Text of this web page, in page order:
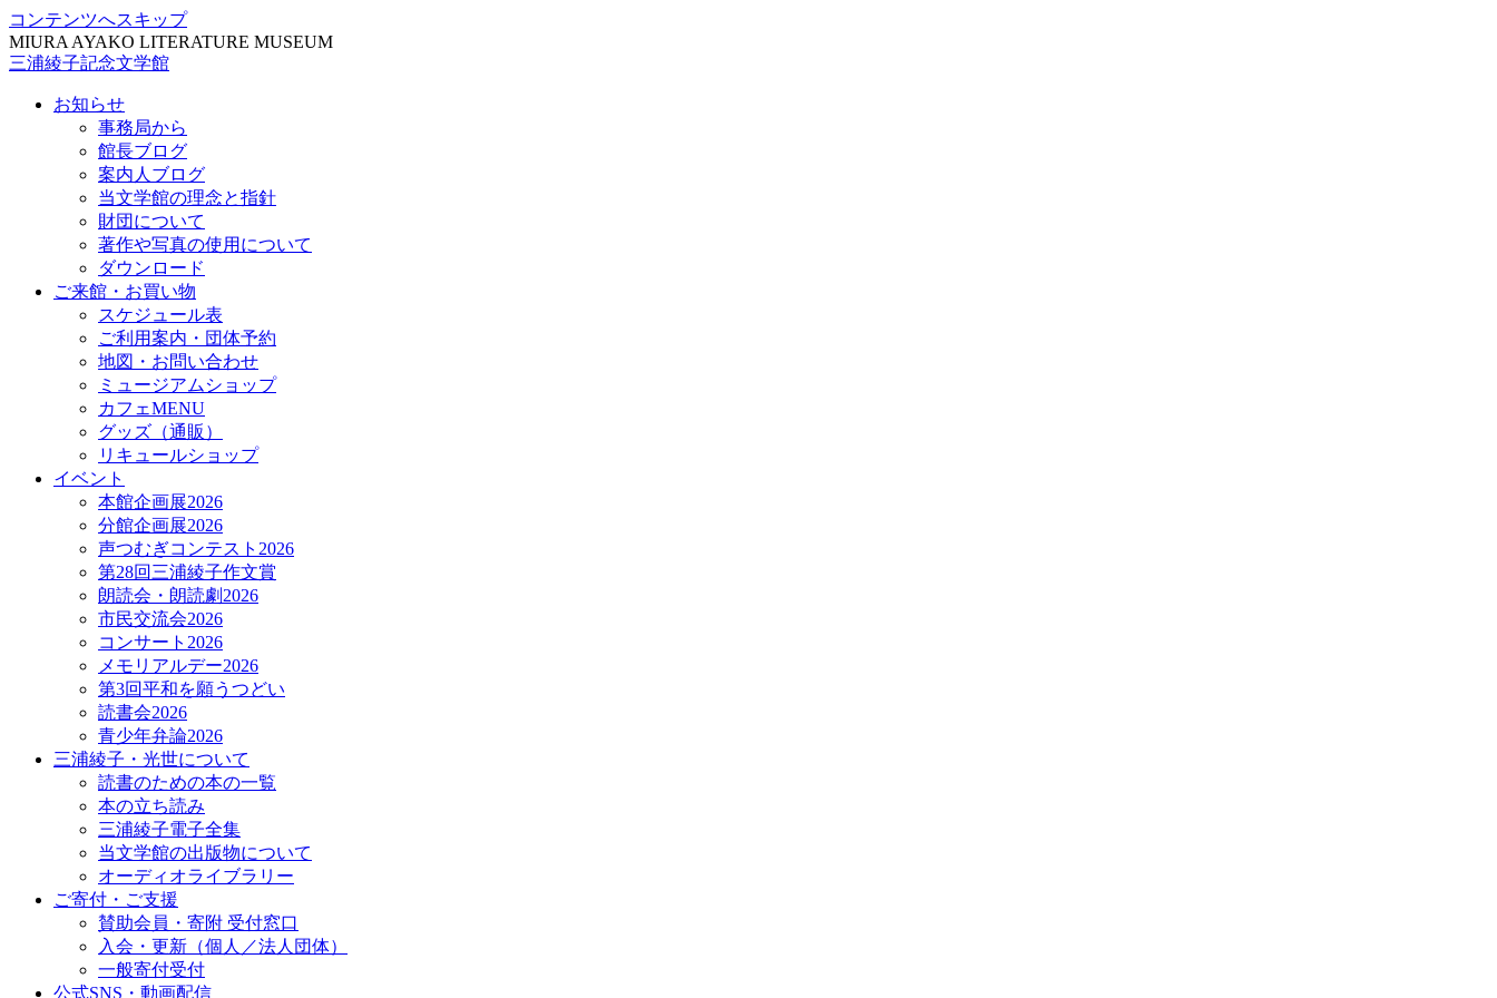
コンテンツへスキップ
MIURA AYAKO LITERATURE MUSEUM
三浦綾子記念文学館
お知らせ
事務局から
館長ブログ
案内人ブログ
当文学館の理念と指針
財団について
著作や写真の使用について
ダウンロード
ご来館・お買い物
スケジュール表
ご利用案内・団体予約
地図・お問い合わせ
ミュージアムショップ
カフェMENU
グッズ（通販）
リキュールショップ
イベント
本館企画展2026
分館企画展2026
声つむぎコンテスト2026
第28回三浦綾子作文賞
朗読会・朗読劇2026
市民交流会2026
コンサート2026
メモリアルデー2026
第3回平和を願うつどい
読書会2026
青少年弁論2026
三浦綾子・光世について
読書のための本の一覧
本の立ち読み
三浦綾子電子全集
当文学館の出版物について
オーディオライブラリー
ご寄付・ご支援
賛助会員・寄附 受付窓口
入会・更新（個人／法人団体）
一般寄付受付
公式SNS・動画配信